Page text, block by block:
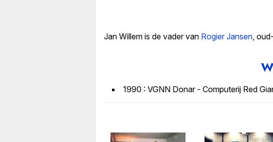
Jan Willem is de vader van Rogier Jansen,
1990 : VGNN Donar - Computerij Red